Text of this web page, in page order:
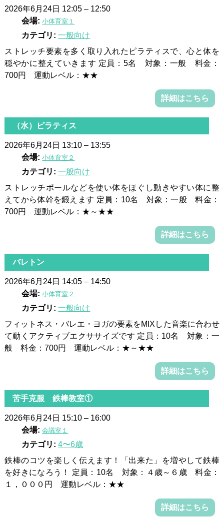
2026年6月24日 12:05– 12:50
会場: 小体育室１
カテゴリ: 一般向け
ストレッチ要素を多く取り入れたピラティスで、心と体を
穏やかに整えていきます 定員：5名 対象：一般 料金：
700円 運動レベル：★★
詳細はこちら
（水）ピラティス
2026年6月24日 13:10– 13:55
会場: 小体育室２
カテゴリ: 一般向け
ストレッチポールなどを使い体をほぐし動きやすい体に整
えてから体幹を鍛えます 定員：10名 対象：一般 料金：
700円 運動レベル：★～★★
詳細はこちら
バレトン
2026年6月24日 14:05– 14:50
会場: 小体育室２
カテゴリ: 一般向け
フィットネス・バレエ・ヨガの要素をMIXした音楽に合わせ
て動くアクティブエクササイズです 定員：10名 対象：一
般 料金：700円 運動レベル：★～★★
詳細はこちら
苦手克服 鉄棒教室①
2026年6月24日 15:10– 16:00
会場: 会議室１
カテゴリ: 4〜6歳
鉄棒のコツを楽しく伝えます！「出来た」を増やして鉄棒
を好きになろう！ 定員：10名 対象：４歳～６歳 料金：
１，０００円 運動レベル：★★
詳細はこちら